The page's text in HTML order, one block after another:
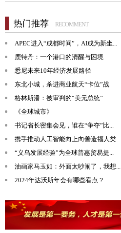
热门推荐 RECOMMENT
APEC进入“成都时间”，AI成为新坐...
鹿特丹：一个港口的清醒与困境
悉尼未来10年经济发展路径
东北小城，杀进商业航天“卡位”战
格林斯潘：被审判的“美元总统”
《全球城市》
书记省长密集会见，谁在“争夺”比...
携手推动人工智能向上向善造福人类
“义乌发展经验”为全球普惠贸易提...
油画家马玉如：外面太吵闹了，我想...
2024年达沃斯年会有哪些看点？